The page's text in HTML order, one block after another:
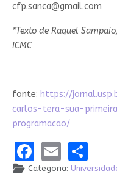
cfp.sanca@gmail.com
*Texto de Raquel
ICMC
fonte: https://
carlos-tera-sua-
programacao/
Facebook
Email
Categoria: